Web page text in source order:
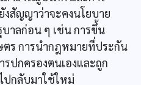
สัญญาว่าจะคงนโยบาย
บาลก่อน ๆ เช่น การขึ้น
ตร การนำกฎหมายที่ประกัน
ปกครองตนเองและถูก
กลับมาใช้ใหม่